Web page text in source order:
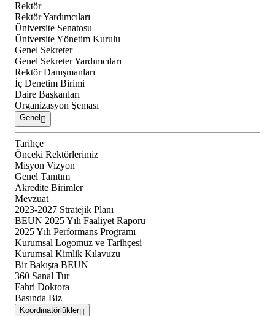
Rektör
Rektör Yardımcıları
Üniversite Senatosu
Üniversite Yönetim Kurulu
Genel Sekreter
Genel Sekreter Yardımcıları
Rektör Danışmanları
İç Denetim Birimi
Daire Başkanları
Organizasyon Şeması
Genel
Tarihçe
Önceki Rektörlerimiz
Misyon Vizyon
Genel Tanıtım
Akredite Birimler
Mevzuat
2023-2027 Stratejik Planı
BEUN 2025 Yılı Faaliyet Raporu
2025 Yılı Performans Programı
Kurumsal Logomuz ve Tarihçesi
Kurumsal Kimlik Kılavuzu
Bir Bakışta BEUN
360 Sanal Tur
Fahri Doktora
Basında Biz
Koordinatörlükler